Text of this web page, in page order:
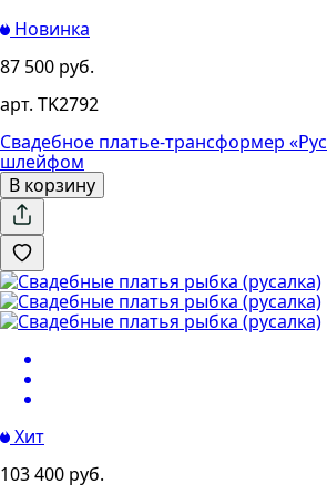
Новинка
87 500 руб.
арт. TK2792
Свадебное платье-трансформер
шлейфом
В корзину
Хит
103 400 руб.